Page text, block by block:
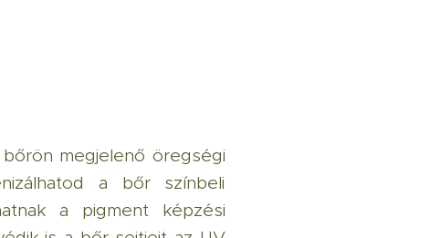
megjelenő öregségi
a bőr színbeli
a pigment képzési